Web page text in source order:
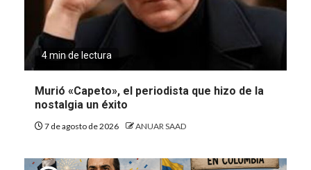
4 min de lectura
Murió «Capeto», el periodista que hizo de la
nostalgia un éxito
7 de agosto de 2026 ANUAR SAAD